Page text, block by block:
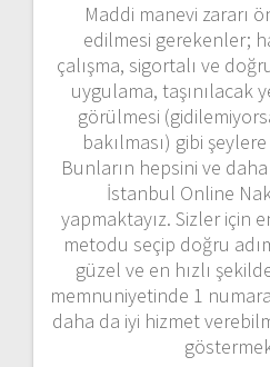
Maddi manevi zararı
edilmesi gerekenler;
çalışma, sigortalı ve
uygulama, taşınılacak
görülmesi
bakılması) gibi
Bunların hepsini ve
İstanbul Online
yapmaktayız. Sizler için
metodu seçip doğru
güzel ve en hızlı
memnuniyetinde 1
daha da iyi hizmet